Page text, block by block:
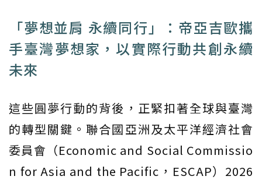
「夢想並肩 永續同行」：帝亞吉歐攜
手臺灣夢想家，以實際行動共創永續
未來
這些圓夢行動的背後，正緊扣著全球與臺灣
的轉型關鍵。聯合國亞洲及太平洋經濟社會
委員會（Economic and Social Commissio
n for Asia and the Pacific，ESCAP）2026